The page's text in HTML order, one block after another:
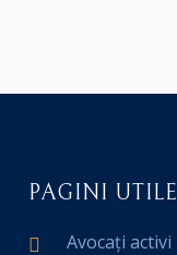
PAGINI UTILE
Avocați activi